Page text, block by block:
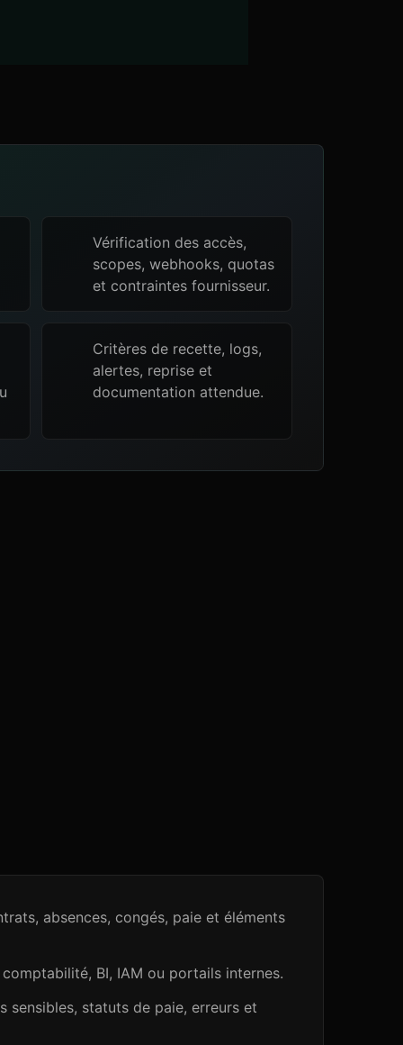
Vérification des accès,
scopes, webhooks, quotas
et contraintes fournisseur.
Critères de recette, logs,
alertes, reprise et
documentation attendue.
absences, congés, paie et éléments
comptabilité, BI, IAM ou portails internes.
sensibles, statuts de paie, erreurs et